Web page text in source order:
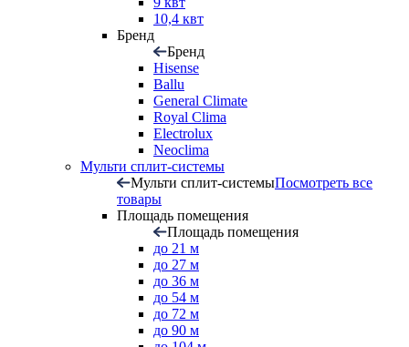
10,4 квт
Бренд
Бренд
Hisense
Ballu
General Climate
Royal Clima
Electrolux
Neoclima
Мульти сплит-системы
Мульти сплит-системыПосмотреть все
товары
Площадь помещения
Площадь помещения
до 21 м
до 27 м
до 36 м
до 54 м
до 72 м
до 90 м